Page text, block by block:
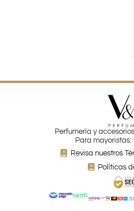
Perfumería y
Para mayoristas:
Revisa nuestros
Políticas